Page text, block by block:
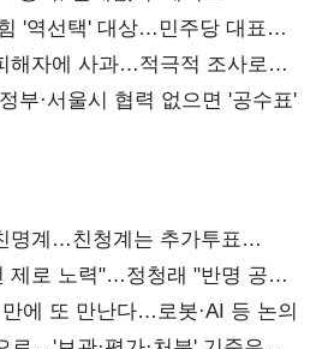
'역선택' 대상…민주당 대표로
해자에 사과…적극적 조사로
부·서울시 협력 없으면 '공수표'
명계…친청계는 추가투표
제로 노력"…정청래 "반명 공세
에 또 만난다…로봇·AI 등 논의